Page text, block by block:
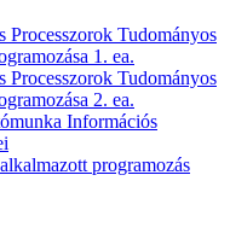
Processzorok Tudományos
1. ea.
Processzorok Tudományos
2. ea.
Információs
programozás